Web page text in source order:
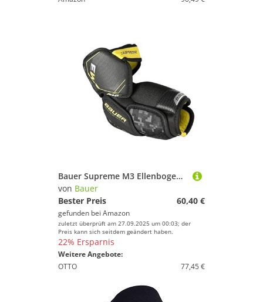
Bauer Supreme M3 Ellenbogenschoner Junior, Größe:M
von Bauer
Bester Preis
60,40 €
gefunden bei Amazon
zuletzt überprüft am 27.09.2025 um 00:03; der
Preis kann sich seitdem geändert haben.
22% Ersparnis
Weitere Angebote:
OTTO
77,45 €